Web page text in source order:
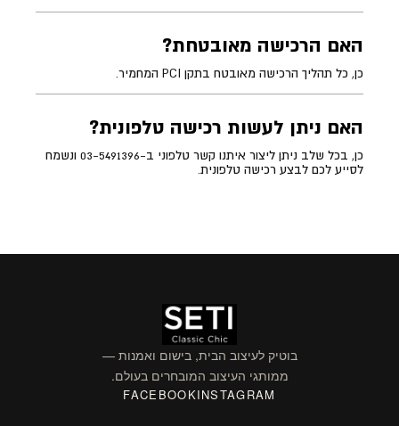
האם הרכישה מאובטחת?
כן, כל תהליך הרכישה מאובטח בתקן PCI המחמיר.
האם ניתן לעשות רכישה טלפונית?
כן, בכל שלב ניתן ליצור איתנו קשר טלפוני ב-03-5491396 ונשמח
לסייע לכם לבצע רכישה טלפונית.
בוטיק לעיצוב הבית, בישום ואמנות —
ממותגי העיצוב המובחרים בעולם.
INSTAGRAM
FACEBOOK